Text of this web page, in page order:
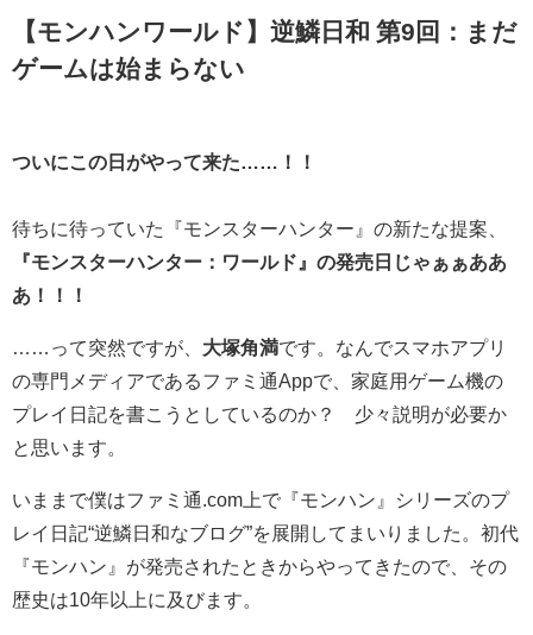
【モンハンワールド】逆鱗日和 第9回：まだ
ゲームは始まらない
ついにこの日がやって来た……！！
待ちに待っていた『モンスターハンター』の新たな提案、
『モンスターハンター：ワールド』の発売日じゃぁぁああ
あ！！！
……って突然ですが、 大塚角満です。なんでスマホアプリ
の専門メディアであるファミ通Appで、家庭用ゲーム機の
プレイ日記を書こうとしているのか？ 少々説明が必要か
と思います。
いままで僕はファミ通.com上で『モンハン』シリーズのプ
レイ日記“逆鱗日和なブログ”を展開してまいりました。初代
『モンハン』が発売されたときからやってきたので、その
歴史は10年以上に及びます。